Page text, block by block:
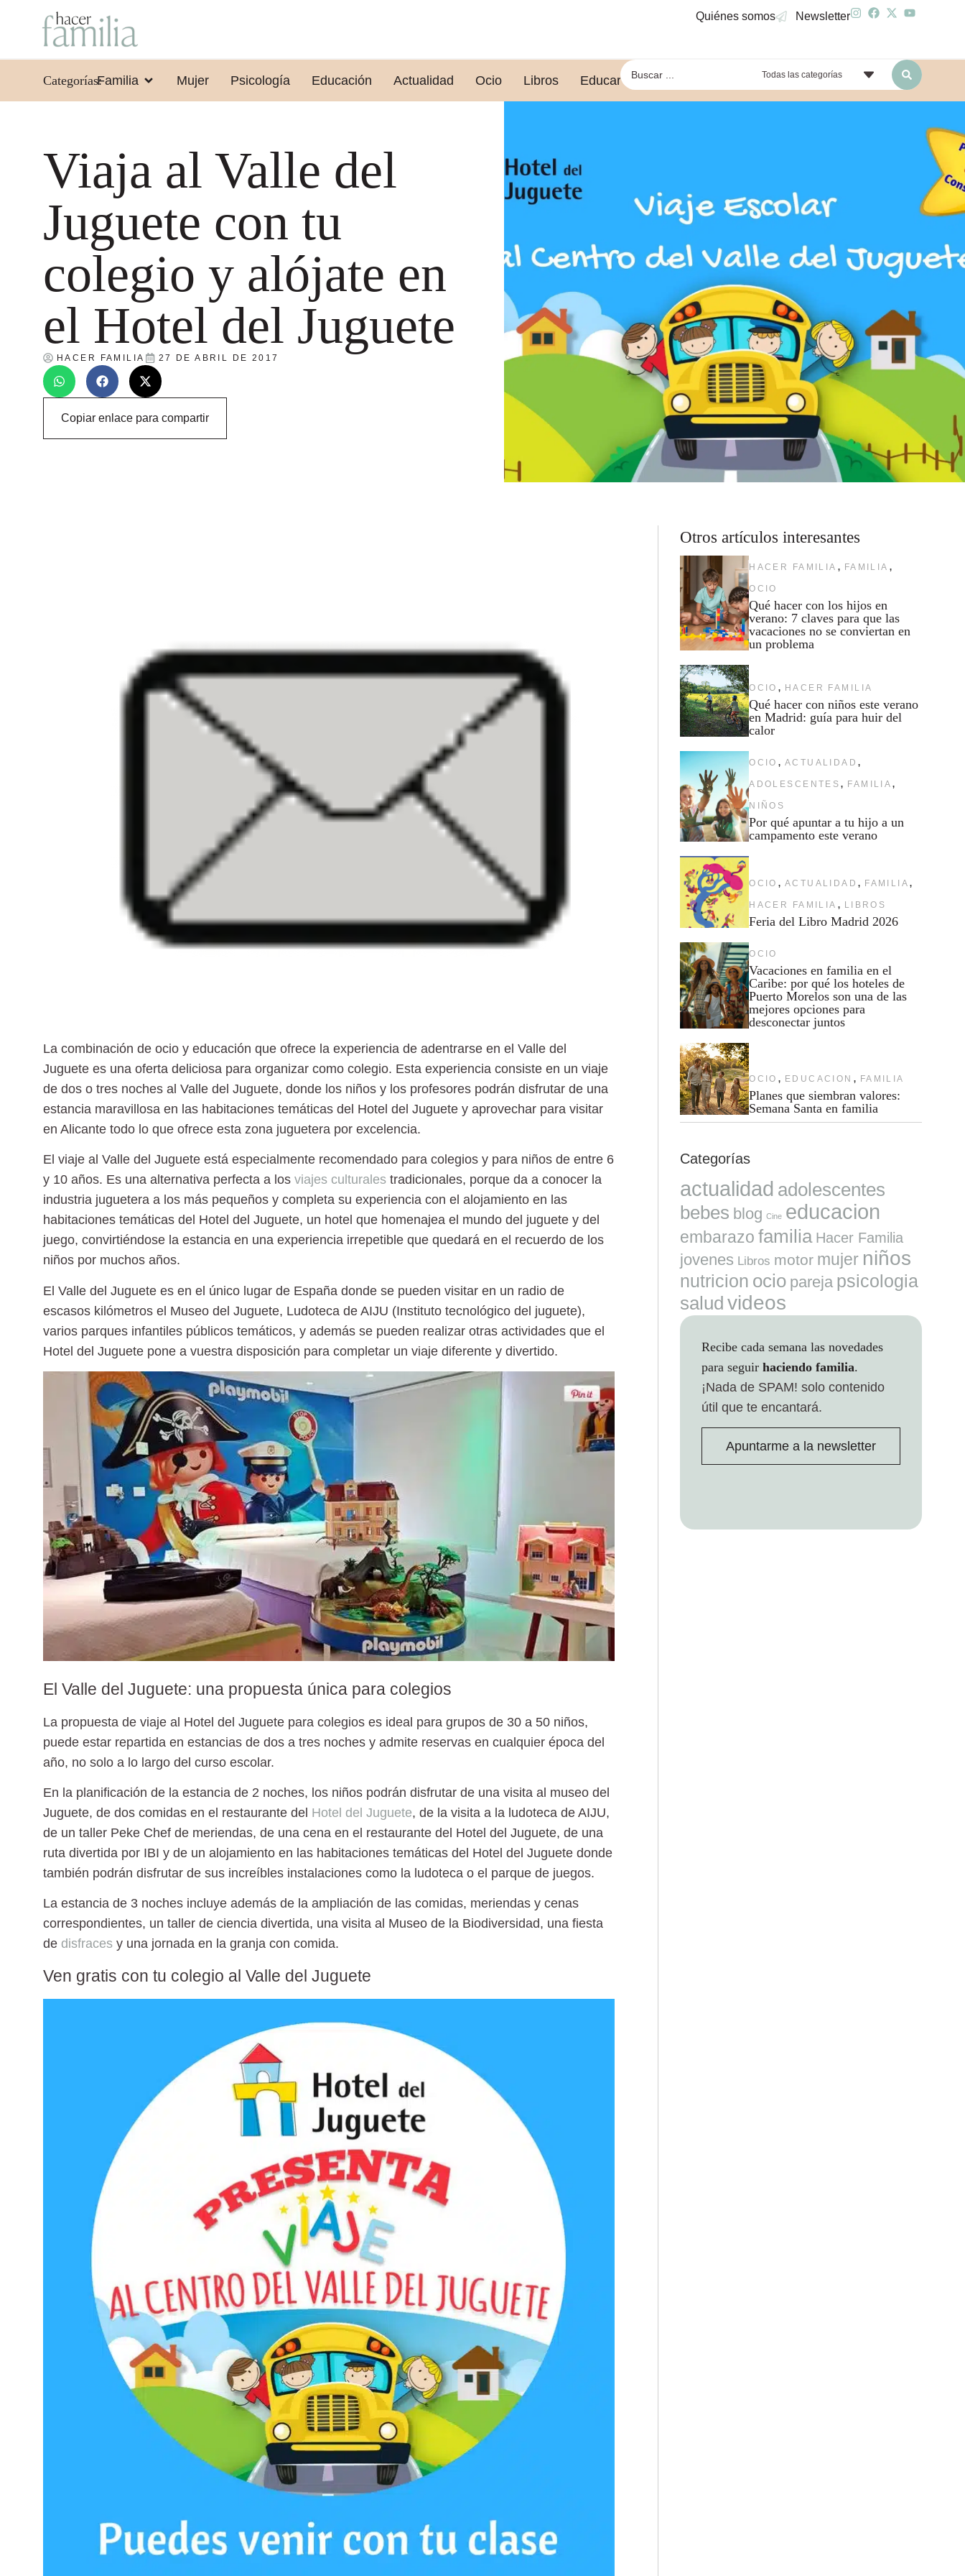
Quiénes somos Newsletter
Categorías:Familia Mujer Psicología Educación Actualidad Ocio Libros Educar leyendo Todas las categorías
Viaja al Valle del
Juguete con tu
colegio y alójate en
el Hotel del Juguete
HACER FAMILIA 27 DE ABRIL DE 2017
Copiar enlace para compartir
La combinación de ocio y educación que ofrece la experiencia de adentrarse en el Valle del
Juguete es una oferta deliciosa para organizar como colegio. Esta experiencia consiste en un viaje
de dos o tres noches al Valle del Juguete, donde los niños y los profesores podrán disfrutar de una
estancia maravillosa en las habitaciones temáticas del Hotel del Juguete y aprovechar para visitar
en Alicante todo lo que ofrece esta zona juguetera por excelencia.
El viaje al Valle del Juguete está especialmente recomendado para colegios y para niños de entre 6
y 10 años. Es una alternativa perfecta a los viajes culturales tradicionales, porque da a conocer la
industria juguetera a los más pequeños y completa su experiencia con el alojamiento en las
habitaciones temáticas del Hotel del Juguete, un hotel que homenajea el mundo del juguete y del
juego, convirtiéndose la estancia en una experiencia irrepetible que quedará en el recuerdo de los
niños por muchos años.
El Valle del Juguete es en el único lugar de España donde se pueden visitar en un radio de
escasos kilómetros el Museo del Juguete, Ludoteca de AIJU (Instituto tecnológico del juguete),
varios parques infantiles públicos temáticos, y además se pueden realizar otras actividades que el
Hotel del Juguete pone a vuestra disposición para completar un viaje diferente y divertido.
El Valle del Juguete: una propuesta única para colegios
La propuesta de viaje al Hotel del Juguete para colegios es ideal para grupos de 30 a 50 niños,
puede estar repartida en estancias de dos a tres noches y admite reservas en cualquier época del
año, no solo a lo largo del curso escolar.
En la planificación de la estancia de 2 noches, los niños podrán disfrutar de una visita al museo del
Juguete, de dos comidas en el restaurante del Hotel del Juguete, de la visita a la ludoteca de AIJU,
de un taller Peke Chef de meriendas, de una cena en el restaurante del Hotel del Juguete, de una
ruta divertida por IBI y de un alojamiento en las habitaciones temáticas del Hotel del Juguete donde
también podrán disfrutar de sus increíbles instalaciones como la ludoteca o el parque de juegos.
La estancia de 3 noches incluye además de la ampliación de las comidas, meriendas y cenas
correspondientes, un taller de ciencia divertida, una visita al Museo de la Biodiversidad, una fiesta
de disfraces y una jornada en la granja con comida.
Ven gratis con tu colegio al Valle del Juguete
Otros artículos interesantes
HACER FAMILIA , FAMILIA ,
OCIO
Qué hacer con los hijos en
verano: 7 claves para que las
vacaciones no se conviertan en
un problema
OCIO , HACER FAMILIA
Qué hacer con niños este verano
en Madrid: guía para huir del
calor
OCIO , ACTUALIDAD ,
ADOLESCENTES , FAMILIA ,
NIÑOS
Por qué apuntar a tu hijo a un
campamento este verano
OCIO , ACTUALIDAD , FAMILIA ,
HACER FAMILIA , LIBROS
Feria del Libro Madrid 2026
OCIO
Vacaciones en familia en el
Caribe: por qué los hoteles de
Puerto Morelos son una de las
mejores opciones para
desconectar juntos
OCIO , EDUCACION , FAMILIA
Planes que siembran valores:
Semana Santa en familia
Categorías
actualidad adolescentes
bebes blog Cine educacion
embarazo familia Hacer Familia
jovenes Libros motor mujer niños
nutricion ocio pareja psicologia
salud videos
Recibe cada semana las novedades
para seguir haciendo familia.
¡Nada de SPAM! solo contenido
útil que te encantará.
Apuntarme a la newsletter